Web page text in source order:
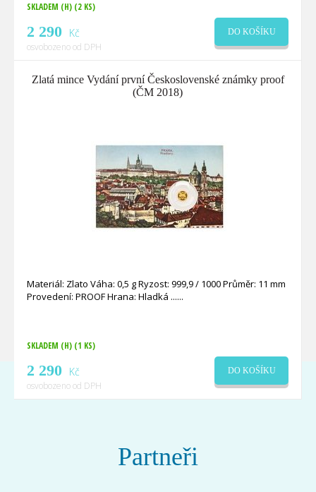
SKLADEM (H) (2 KS)
2 290 Kč
osvobozeno od DPH
DO KOŠÍKU
Zlatá mince Vydání první Československé známky proof
(ČM 2018)
Materiál: Zlato Váha: 0,5 g Ryzost: 999,9 / 1000 Průměr: 11 mm
Provedení: PROOF Hrana: Hladká ...
SKLADEM (H) (1 KS)
2 290 Kč
osvobozeno od DPH
DO KOŠÍKU
Partneři